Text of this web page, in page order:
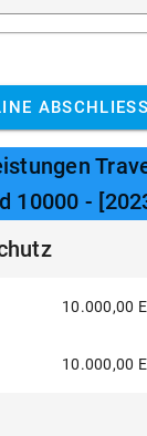
10000 -
10.000,00
10.000,00